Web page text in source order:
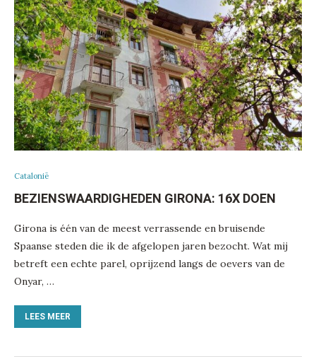
Catalonië
BEZIENSWAARDIGHEDEN GIRONA: 16X DOEN
Girona is één van de meest verrassende en bruisende
Spaanse steden die ik de afgelopen jaren bezocht. Wat mij
betreft een echte parel, oprijzend langs de oevers van de
Onyar, …
LEES MEER